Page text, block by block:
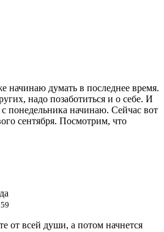
начинаю думать в последнее время.
надо позаботиться и о себе. И
понедельника начинаю. Сейчас вот
сентября. Посмотрим, что
от всей души, а потом начнется